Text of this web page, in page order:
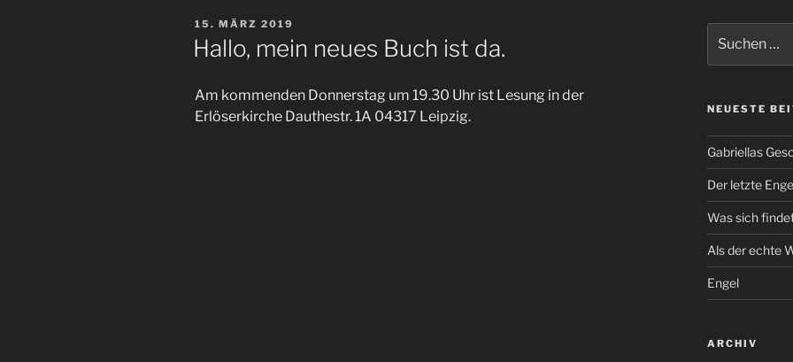
VERÖFFENTLICHT
AM
15. MÄRZ 2019
Hallo, mein neues Buch ist da.
Am kommenden Donnerstag um 19.30 Uhr ist Lesung in der
Erlöserkirche Dauthestr. 1A 04317 Leipzig.
nach:
NEUESTE
Gabriellas
Der letzte
Was sich
Als der echte
Engel
ARCHIV